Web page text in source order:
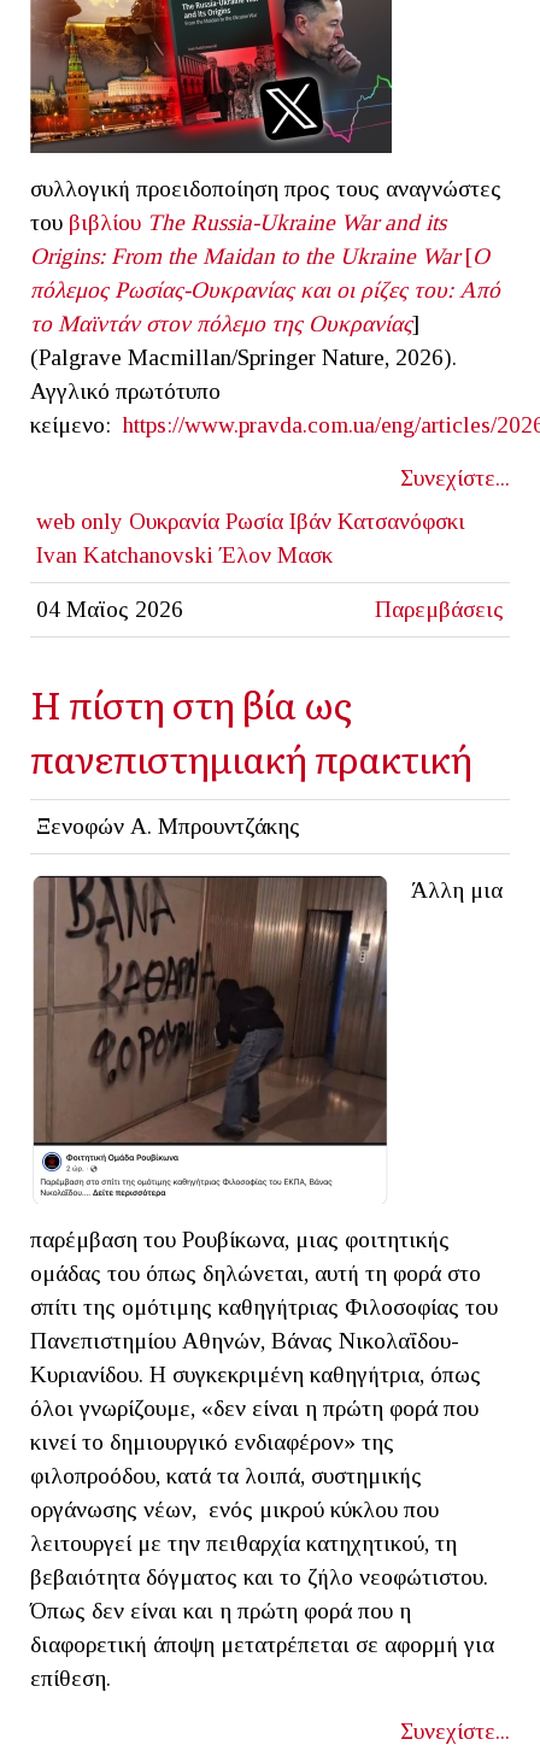
συλλογική προειδοποίηση προς τους αναγνώστες
του βιβλίου The Russia-Ukraine War and its
Origins: From the Maidan to the Ukraine War[Ο
πόλεμος Ρωσίας-Ουκρανίας και οι ρίζες του: Από
το Μαϊντάν στον πόλεμο της Ουκρανίας]
(Palgrave Macmillan/Springer Nature, 2026).
Αγγλικό πρωτότυπο
κείμενο:https://www.pravda.com.ua/eng/articles/
Συνεχίστε...
web only Ουκρανία Ρωσία Ιβάν Κατσανόφσκι
Ivan Katchanovski Έλον Μασκ
04 Μαϊος 2026 Παρεμβάσεις
Η πίστη στη βία ως
πανεπιστημιακή πρακτική
Ξενοφών Α. Μπρουντζάκης
Άλλη μια
παρέμβαση του Ρουβίκωνα, μιας φοιτητικής
ομάδας του όπως δηλώνεται, αυτή τη φορά στο
σπίτι της ομότιμης καθηγήτριας Φιλοσοφίας του
Πανεπιστημίου Αθηνών, Βάνας Νικολαΐδου-
Κυριανίδου. Η συγκεκριμένη καθηγήτρια, όπως
όλοι γνωρίζουμε, «δεν είναι η πρώτη φορά που
κινεί το δημιουργικό ενδιαφέρον» της
φιλοπροόδου, κατά τα λοιπά, συστημικής
οργάνωσης νέων, ενός μικρού κύκλου που
λειτουργεί με την πειθαρχία κατηχητικού, τη
βεβαιότητα δόγματος και το ζήλο νεοφώτιστου.
Όπως δεν είναι και η πρώτη φορά που η
διαφορετική άποψη μετατρέπεται σε αφορμή για
επίθεση.
Συνεχίστε...